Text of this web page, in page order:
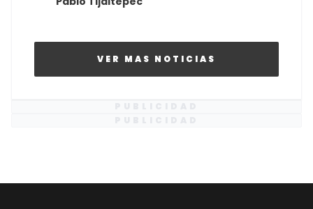
VER MAS NOTICIAS